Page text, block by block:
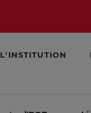
L'INSTITUTION